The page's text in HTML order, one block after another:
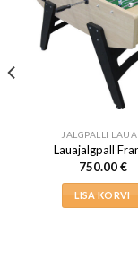
JALGPALLI
Lauajalgpall
750.00€
LISA KORVI